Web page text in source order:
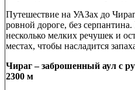
Путешествие на УАЗах до
ровной дороге, без
несколько мелких речушек и
местах, чтобы насладится
Чираг – заброшенный аул с
2300 м